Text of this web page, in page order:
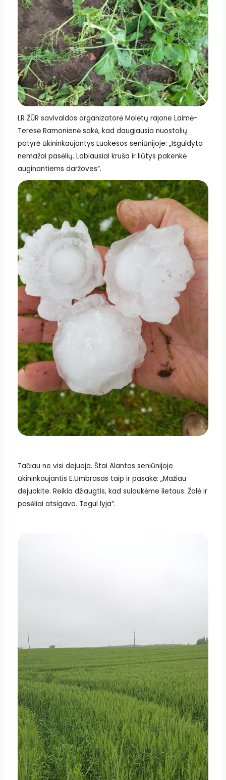
LR ŽŪR savivaldos organizatorė Molėtų rajone Laimė-
Teresė Ramonienė sakė, kad daugiausia nuostolių
patyrė ūkininkaujantys Luokesos seniūnijoje: „Išguldyta
nemažai pasėlių. Labiausiai kruša ir liūtys pakenkė
auginantiems daržoves“.
Tačiau ne visi dejuoja. Štai Alantos seniūnijoje
ūkininkaujantis E.Umbrasas taip ir pasakė: „Mažiau
dejuokite. Reikia džiaugtis, kad sulaukėme lietaus. Žolė ir
pasėliai atsigavo. Tegul lyja“.